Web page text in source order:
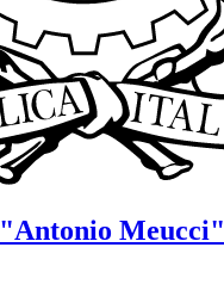
"Antonio Meucci"